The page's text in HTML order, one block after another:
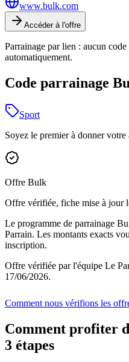
www.bulk.com
Accéder à l'offre
Parrainage par lien : aucun
automatiquement.
Code parrainage
Sport
Soyez le premier à donner
Offre Bulk
Offre vérifiée, fiche mise à jour
Le programme de parrainage
Parrain. Les montants exacts
inscription.
Offre vérifiée par l'équipe Le
17/06/2026.
Comment nous vérifions les
Comment profiter
3 étapes